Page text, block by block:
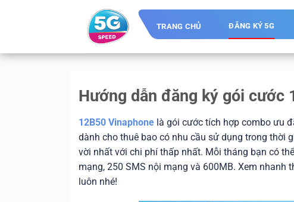
TRANG CHỦ ĐĂNG KÝ 5G
Hướng dẫn đăng ký gói cước
12B50 Vinaphone là gói cước tích hợp combo ưu
dành cho thuê bao có nhu cầu sử dụng trong thời
vời nhất với chi phí thấp nhất. Mỗi tháng bạn có
mạng, 250 SMS nội mạng và 600MB. Xem nhanh
luôn nhé!